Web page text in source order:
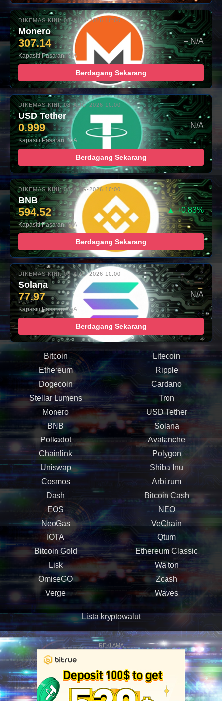
DIKEMAS KINI: 08-AUG-2026 10:00
Monero
307.14 – N/A
Kapasiti Pasaran: N/A
Berdagang Sekarang
DIKEMAS KINI: 08-AUG-2026 10:00
USD Tether
0.999 – N/A
Kapasiti Pasaran: N/A
Berdagang Sekarang
DIKEMAS KINI: 08-AUG-2026 10:00
BNB
594.52 ▲ +0.83%
Kapasiti Pasaran: N/A
Berdagang Sekarang
DIKEMAS KINI: 08-AUG-2026 10:00
Solana
77.97 – N/A
Kapasiti Pasaran: N/A
Berdagang Sekarang
Bitcoin
Litecoin
Ethereum
Ripple
Dogecoin
Cardano
Stellar Lumens
Tron
Monero
USD Tether
BNB
Solana
Polkadot
Avalanche
Chainlink
Polygon
Uniswap
Shiba Inu
Cosmos
Arbitrum
Dash
Bitcoin Cash
EOS
NEO
NeoGas
VeChain
IOTA
Qtum
Bitcoin Gold
Ethereum Classic
Lisk
Walton
OmiseGO
Zcash
Verge
Waves
Lista kryptowalut
REKLAMA